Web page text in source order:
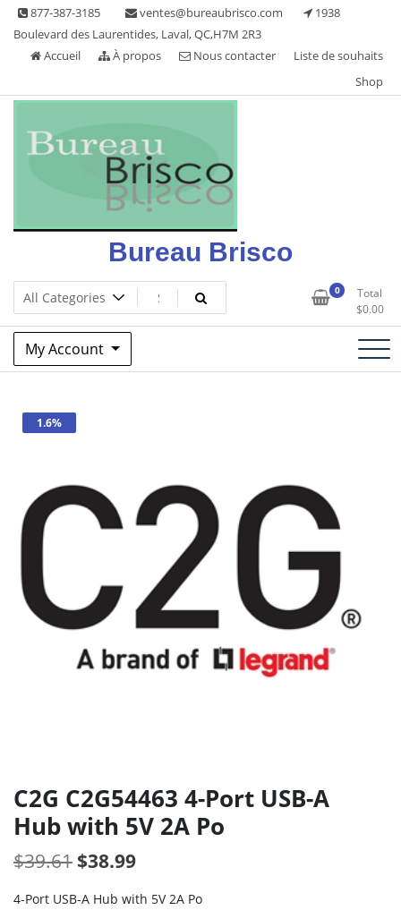
Skip 877-387-3185 ventes@bureaubrisco.com
1938
Boulevard des Laurentides, Laval, QC,H7M 2R3
Accueil
À propos Nous contacter
Liste de souhaits
Shop
Bureau Brisco
0
Total
$0.00
My Account
1.6%
C2G C2G54463 4-Port USB-A
Hub with 5V 2A Po
$39.61 Original
price
$38.99Current
price
4-Port USB-A Hub with 5V 2A Po